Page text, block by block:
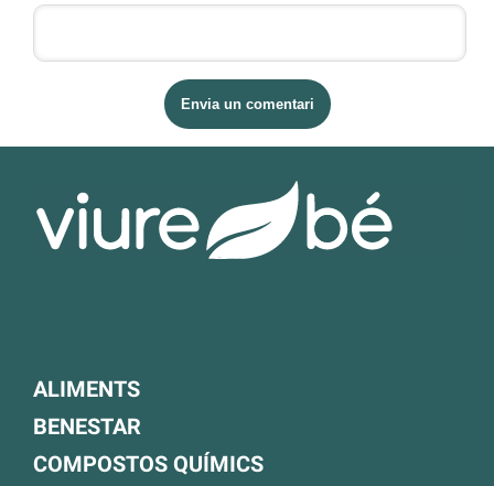
ALIMENTS
BENESTAR
COMPOSTOS QUÍMICS